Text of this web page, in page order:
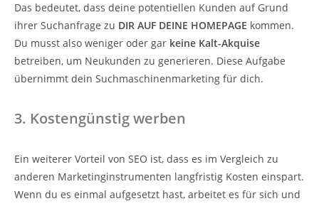
Das bedeutet, dass deine potentiellen Kunden auf Grund
ihrer Suchanfrage zu DIR AUF DEINE HOMEPAGE kommen.
Du musst also weniger oder gar keine Kalt-Akquise
betreiben, um Neukunden zu generieren. Diese Aufgabe
übernimmt dein Suchmaschinenmarketing für dich.
3. Kostengünstig werben
Ein weiterer Vorteil von SEO ist, dass es im Vergleich zu
anderen Marketinginstrumenten langfristig Kosten einspart.
Wenn du es einmal aufgesetzt hast, arbeitet es für sich und